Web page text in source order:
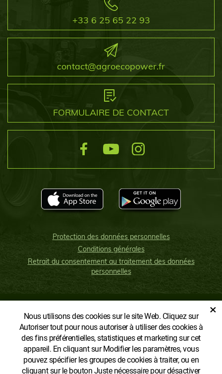
Nous utilisons des cookies sur le site Web. Cliquez sur
Autoriser tout pour nous autoriser à utiliser des cookies à
des fins préférentielles, statistiques et marketing sur cet
appareil. En cliquant sur Modifier les paramètres, vous
pouvez spécifier les groupes de cookies à traiter, ou en
cliquant sur le bouton Juste nécessaire pour désactiver
×
+33 6 25 65 22 93
contact@agroecopower.fr
FORMULAIRE DE CONTACT
Protection des données personnelles
Conditions générales
Retrait du consentement au traitement des données
personnelles
AFFICHER LA VERSION CLASSIQUE